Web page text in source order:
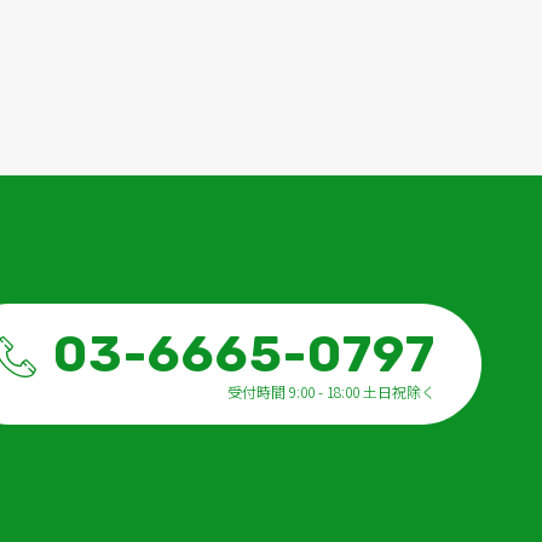
03-6665-0797
受付時間 9:00 - 18:00 土日祝除く